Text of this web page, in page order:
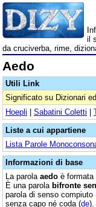
il
da cruciverba, rime,
Aedo
Utili Link
Significato su Dizionari
Hoepli | Sabatini Coletti |
Liste a cui appartiene
Lista Parole
Informazioni di base
La parola aedo è formata
È una parola bifronte
parola di senso compiuto
senza capo né coda (de).